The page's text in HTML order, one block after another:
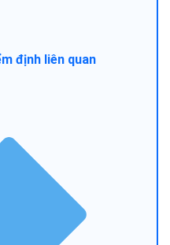
định liên quan